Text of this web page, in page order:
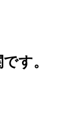
す。